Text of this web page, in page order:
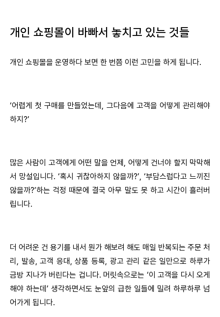
개인 쇼핑몰이 바빠서 놓치고 있는 것들
개인 쇼핑몰을 운영하다 보면 한 번쯤 이런 고민을 하게 됩니다.
‘어렵게 첫 구매를 만들었는데, 그다음에 고객을 어떻게 관리해야
하지?’
많은 사람이 고객에게 어떤 말을 언제, 어떻게 건너야 할지 막막해
서 망설입니다. ‘혹시 귀찮아하지 않을까?’, ‘부담스럽다고 느끼진
않을까?’하는 걱정 때문에 결국 아무 말도 못 하고 시간이 흘러버
립니다.
더 어려운 건 용기를 내서 뭔가 해보려 해도 매일 반복되는 주문 처
리, 발송, 고객 응대, 상품 등록, 광고 관리 같은 일만으로 하루가
금방 지나가 버린다는 겁니다. 머릿속으로는 ‘이 고객을 다시 오게
해야 하는데’ 생각하면서도 눈앞의 급한 일들에 밀려 하루하루 넘
어가게 됩니다.